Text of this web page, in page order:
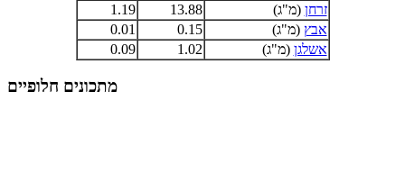
זרחן (מ"ג) 13.88
1.19
אבץ (מ"ג) 0.15
0.01
אשלגן (מ"ג) 1.02
0.09
מתכונים חלופיים